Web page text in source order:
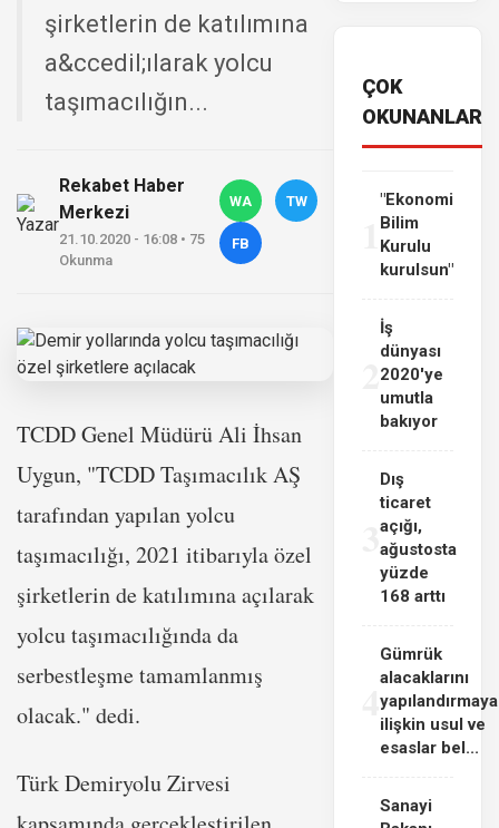
şirketlerin de katılımına
a&ccedil;ılarak yolcu
taşımacılığın...
Rekabet Haber
Merkezi
21.10.2020 - 16:08 • 75
Okunma
WA TW
FB
TCDD Genel Müdürü Ali İhsan
Uygun, "TCDD Taşımacılık AŞ
tarafından yapılan yolcu
taşımacılığı, 2021 itibarıyla özel
şirketlerin de katılımına açılarak
yolcu taşımacılığında da
serbestleşme tamamlanmış
olacak." dedi.
Türk Demiryolu Zirvesi
ÇOK
OKUNANLAR
"Ekonomi
Bilim
Kurulu
kurulsun"
İş
dünyası
2020'ye
umutla
bakıyor
3
Dış
ticaret
açığı,
ağustosta
yüzde
168 arttı
4
Gümrük
alacaklarını
yapılandırmaya
ilişkin usul ve
esaslar bel...
Sanayi